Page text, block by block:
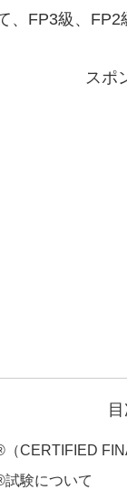
、FP3級、FP2
スポ
CERTIFIED
験について